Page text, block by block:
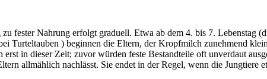
fester Nahrung erfolgt graduell. Etwa ab dem 4. bis 7. Lebenstag
Turteltauben ) beginnen die Eltern, der Kropfmilch zunehmend
in dieser Zeit; zuvor würden feste Bestandteile oft unverdaut
allmählich nachlässt. Sie endet in der Regel, wenn die Jungtiere